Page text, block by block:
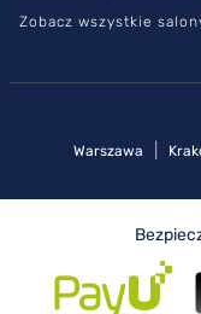
Zobacz wszystkie
Warszawa